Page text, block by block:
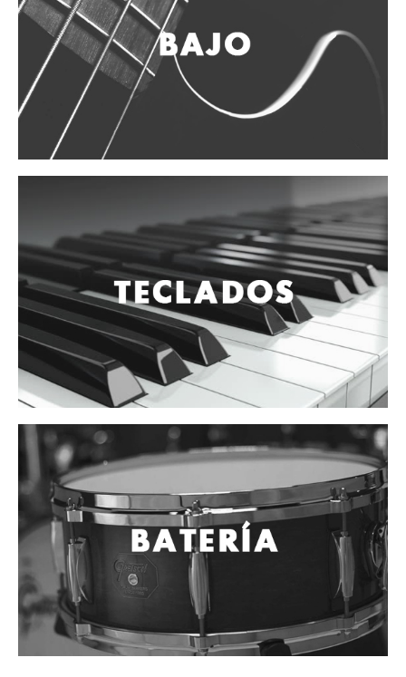
Vientos
Accesorios
Micrófonos
Mano alámbrico
Instrumento alámbrico
Inalámbrico de mano
Estudio
Corro y escenario
Instalaciones
Cámara, computadora y celular
Pedestales y soportes
Accesorios
Audio Profesional
Columnas pasivas
Columnas activas
Amplificadores
Consolas mezcladoras
Procesadores y efectos
Monitores de estudio
Interfaz para grabación